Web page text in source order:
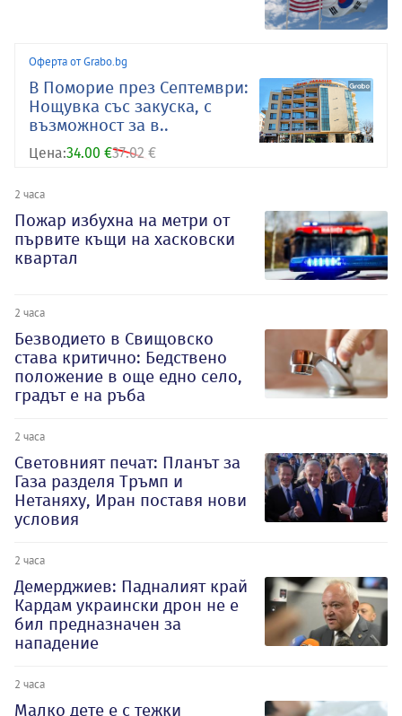
Оферта от Grabo.bg
В Поморие през Септември:
Нощувка със закуска, с
възможност за в..
Цена:34.00 €37.02 €
2 часа
Пожар избухна на метри от
първите къщи на хасковски
квартал
2 часа
Безводието в Свищовско
става критично: Бедствено
положение в още едно село,
градът е на ръба
2 часа
Световният печат: Планът за
Газа разделя Тръмп и
Нетаняху, Иран поставя нови
условия
2 часа
Демерджиев: Падналият край
Кардам украински дрон не е
бил предназначен за
нападение
2 часа
Малко дете е с тежки